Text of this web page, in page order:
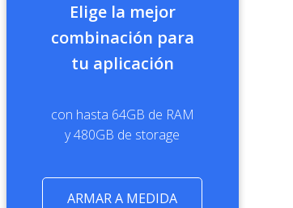
Elige la mejor
combinación para
tu aplicación
con hasta 64GB de RAM
y480GB de storage
ARMAR A MEDIDA